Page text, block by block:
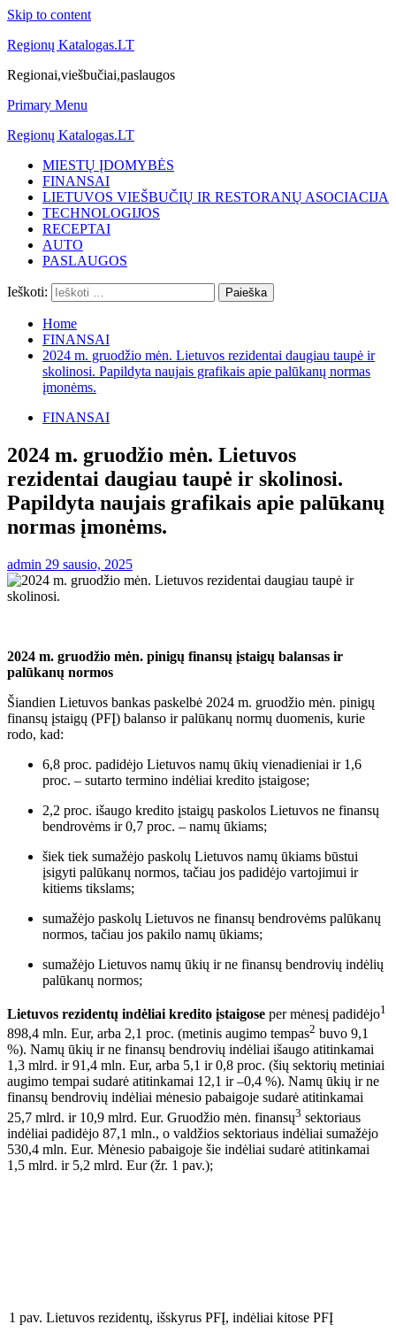
Skip to content
Regionų Katalogas.LT
Regionai,viešbučiai,paslaugos
Primary Menu
Regionų Katalogas.LT
MIESTŲ ĮDOMYBĖS
FINANSAI
LIETUVOS VIEŠBUČIŲ IR RESTORANŲ ASOCIACIJA
TECHNOLOGIJOS
RECEPTAI
AUTO
PASLAUGOS
Ieškoti:
Home
FINANSAI
2024 m. gruodžio mėn. Lietuvos rezidentai daugiau taupė ir
skolinosi. Papildyta naujais grafikais apie palūkanų normas
įmonėms.
FINANSAI
2024 m. gruodžio mėn. Lietuvos
rezidentai daugiau taupė ir skolinosi.
Papildyta naujais grafikais apie palūkanų
normas įmonėms.
admin 29 sausio, 2025
2024 m. gruodžio mėn. pinigų finansų įstaigų balansas ir
palūkanų normos
Šiandien Lietuvos bankas paskelbė 2024 m. gruodžio mėn. pinigų
finansų įstaigų (PFĮ) balanso ir palūkanų normų duomenis, kurie
rodo, kad:
6,8 proc. padidėjo Lietuvos namų ūkių vienadieniai ir 1,6
proc. – sutarto termino indėliai kredito įstaigose;
2,2 proc. išaugo kredito įstaigų paskolos Lietuvos ne finansų
bendrovėms ir 0,7 proc. – namų ūkiams;
šiek tiek sumažėjo paskolų Lietuvos namų ūkiams būstui
įsigyti palūkanų normos, tačiau jos padidėjo vartojimui ir
kitiems tikslams;
sumažėjo paskolų Lietuvos ne finansų bendrovėms palūkanų
normos, tačiau jos pakilo namų ūkiams;
sumažėjo Lietuvos namų ūkių ir ne finansų bendrovių indėlių
palūkanų normos;
Lietuvos rezidentų indėliai kredito įstaigose per mėnesį padidėjo1
898,4 mln. Eur, arba 2,1 proc. (metinis augimo tempas2 buvo 9,1
%). Namų ūkių ir ne finansų bendrovių indėliai išaugo atitinkamai
1,3 mlrd. ir 91,4 mln. Eur, arba 5,1 ir 0,8 proc. (šių sektorių metiniai
augimo tempai sudarė atitinkamai 12,1 ir –0,4 %). Namų ūkių ir ne
finansų bendrovių indėliai mėnesio pabaigoje sudarė atitinkamai
25,7 mlrd. ir 10,9 mlrd. Eur. Gruodžio mėn. finansų3 sektoriaus
indėliai padidėjo 87,1 mln., o valdžios sektoriaus indėliai sumažėjo
530,4 mln. Eur. Mėnesio pabaigoje šie indėliai sudarė atitinkamai
1,5 mlrd. ir 5,2 mlrd. Eur (žr. 1 pav.);
1 pav. Lietuvos rezidentų, išskyrus PFĮ, indėliai kitose PFĮ